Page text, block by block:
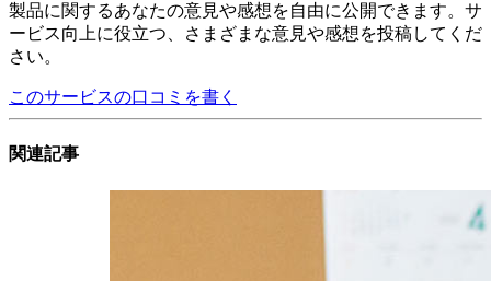
製品に関するあなたの意見や感想を自由に公開できます。サ
ービス向上に役立つ、さまざまな意見や感想を投稿してくだ
さい。
このサービスの口コミを書く
関連記事